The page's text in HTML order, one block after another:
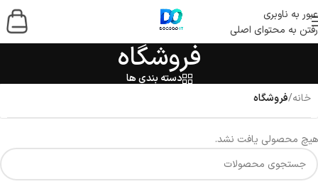
عبور به ناوبری
رفتن به محتوای اصلی
فروشگاه
دسته بندی ها
خانه/فروشگاه
هیچ محصولی یافت نشد.